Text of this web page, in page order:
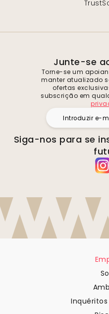
Junte-se
Torne-se um
manter atualizado
ofertas
subscrição em
Siga-nos para se